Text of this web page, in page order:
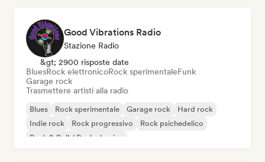
Good Vibrations Radio
Stazione Radio
&gt; 2900 risposte date
BluesRock elettronicoRock sperimentaleFunk
Garage rock
Trasmettere artisti alla radio
Blues Rock sperimentale Garage rock
Hard rock
Indie rock
Rock progressivo
Rock psichedelico
Rock & Roll / Rock classico